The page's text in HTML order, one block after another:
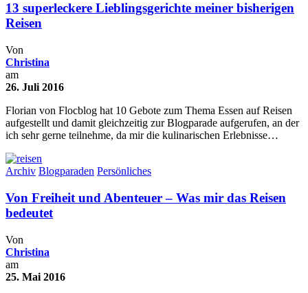
13 superleckere Lieblingsgerichte meiner bisherigen
Reisen
Von
Christina
am
26. Juli 2016
Florian von Flocblog hat 10 Gebote zum Thema Essen auf Reisen
aufgestellt und damit gleichzeitig zur Blogparade aufgerufen, an der
ich sehr gerne teilnehme, da mir die kulinarischen Erlebnisse…
Archiv Blogparaden Persönliches
Von Freiheit und Abenteuer – Was mir das Reisen
bedeutet
Von
Christina
am
25. Mai 2016